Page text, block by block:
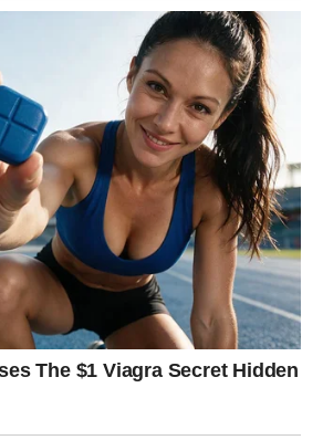
ponašanje može otkriti mnogo
primijetite ponavljajuće manipulativno,
to bi mogao biti znak da postoji
Ponekad drugi ljudi mogu primijetiti
Razgovarajte sa prijateljem ili
o tome šta osećate prema
objektivnu perspektivu.